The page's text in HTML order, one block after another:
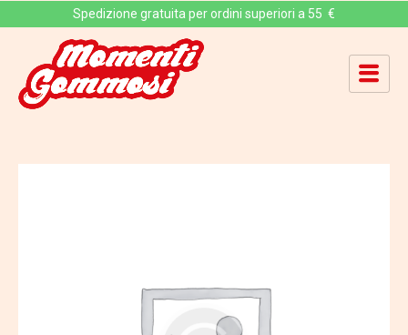
Spedizione gratuita per ordini superiori a 55 €